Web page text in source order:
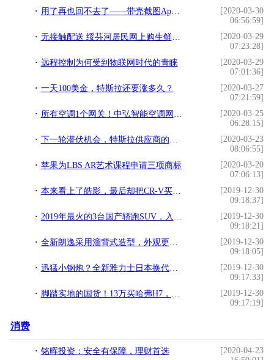
用了再也回不去了——带壳截图App推荐
[2020-03-30
06:56:59]
无接触配送 绥芬河居民网上购生鲜免费送到家
[2020-03-29
07:23:28]
远程控制为何受到物联网时代的青睐
[2020-03-29
07:01:36]
一天100美金，特斯拉还要涨多久？
[2020-03-27
07:21:59]
所有空调1个网关！中弘智能空调网关的市场运营之道
[2020-03-25
06:28:15]
下一轮潜伏机会，特斯拉供应商的供应商即将出真龙
[2020-03-23
08:06:55]
苹果为LBS AR艺术课程申请三项商标
[2020-03-20
07:06:13]
本来看上了皓影，最后却把CR-V买回了家！为啥？
[2019-12-30
09:18:37]
2019年最火的3台国产轿跑SUV，入门仅10万
[2019-12-30
09:18:21]
全新朗逸采用溜背式造型，外观更加帅气
[2019-12-30
09:18:05]
迅猛小钢炮？全新雅力士日本换代，丰田进入性能时代
[2019-12-30
09:17:33]
脚踏实地的国货！13万买哈弗H7，比WEY好在哪？
[2019-12-30
09:17:19]
消费
铭晖投资：安全有保障，理财首选
[2020-04-23